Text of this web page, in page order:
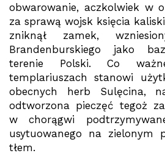
obwarowanie, aczkolwiek w
za sprawą wojsk księcia
zniknął zamek,
Brandenburskiego jako
terenie Polski. Co
templariuszach stanowi
obecnych herb Sulęcina,
odtworzona pieczęć tegoż
w chorągwi
usytuowanego na zielonym
tłem.